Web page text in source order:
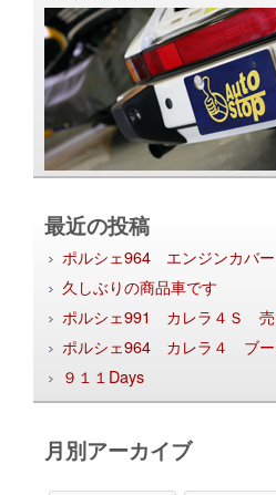
最近の投稿
ポルシェ964 エンジンカバー
久しぶりの商品車です
ポルシェ991 カレラ４Ｓ 売
ポルシェ964 カレラ４ ブー
９１１Days
月別アーカイブ